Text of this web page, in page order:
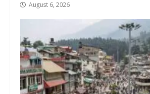
August 6, 2026